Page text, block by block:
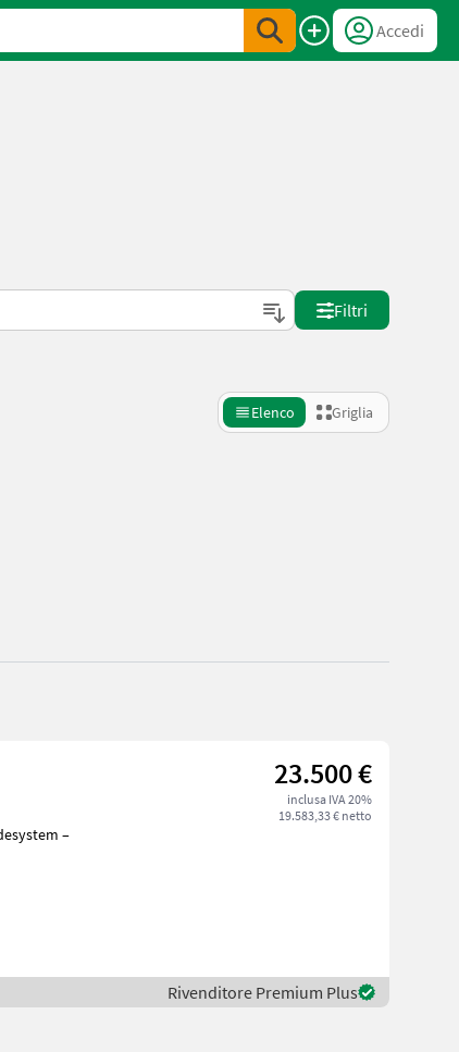
Accedi
Filtri
Elenco Griglia
23.500 €
inclusa IVA 20%
19.583,33 € netto
Rivenditore Premium Plus